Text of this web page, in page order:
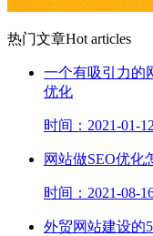
热门文章Hot articles
一个有吸引力的
优化
时间：2021-01-12
网站做SEO优化
时间：2021-08-
外贸网站建设的